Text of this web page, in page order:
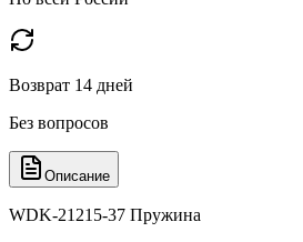
Возврат 14 дней
Без вопросов
Описание
WDK-21215-37 Пружина